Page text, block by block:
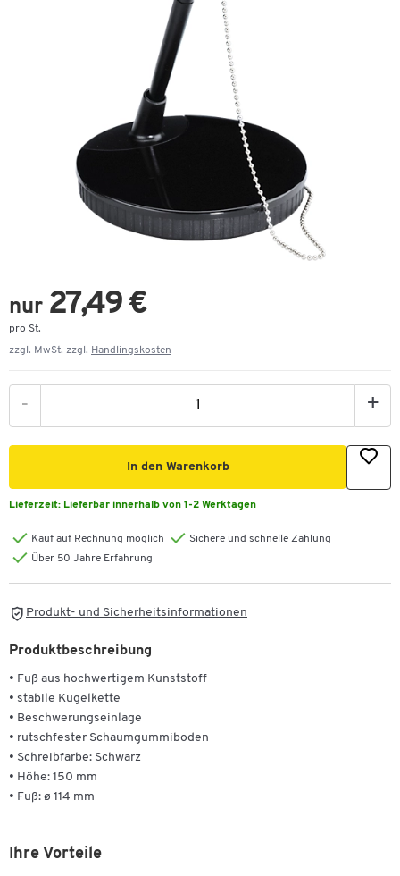
nur 27,49 €
pro St.
zzgl. MwSt. zzgl. Handlingskosten
- +
In den Warenkorb
Lieferzeit: Lieferbar innerhalb von 1-2 Werktagen
Kauf auf Rechnung möglich
Sichere und schnelle Zahlung
Über 50 Jahre Erfahrung
Produkt- und Sicherheitsinformationen
Produktbeschreibung
• Fuß aus hochwertigem Kunststoff
• stabile Kugelkette
• Beschwerungseinlage
• rutschfester Schaumgummiboden
• Schreibfarbe: Schwarz
• Höhe: 150 mm
• Fuß: ø 114 mm
Ihre Vorteile